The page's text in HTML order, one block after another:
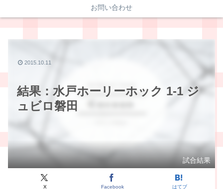
お問い合わせ
結果：水戸ホーリーホック 1-1 ジ
ュビロ磐田
試合結果
X Facebook はてブ
2015.10.11